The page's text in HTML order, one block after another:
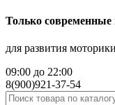
Только
для развития
09:00 до 22:00
8(900)921-37-54